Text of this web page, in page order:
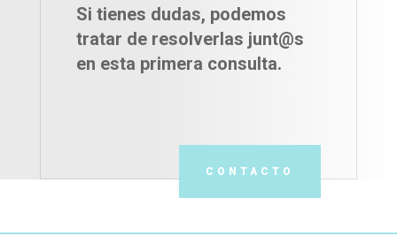
Si tienes dudas, podemos
tratar de resolverlas junt@s
en esta primera consulta.
CONTACTO